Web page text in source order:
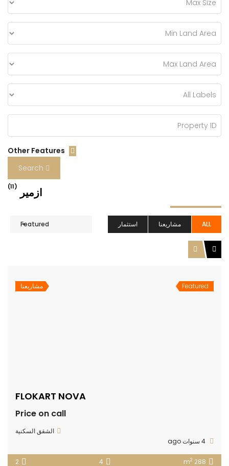
ازمير (11)
ALL مشاريعنا استثمار Featured
Featured مشاريعنا
FLOKART NOVA
Price on call
الشقق السكنية
288 m
2
4
2